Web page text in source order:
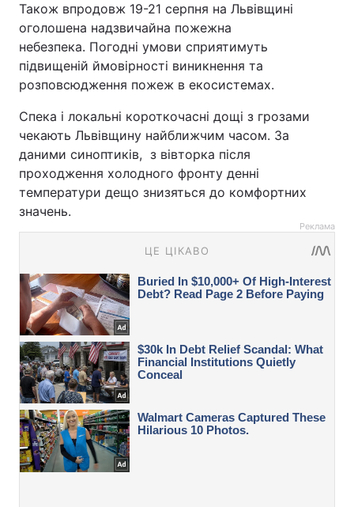
Також впродовж 19-21 серпня на Львівщині
оголошена надзвичайна пожежна
небезпека. Погодні умови сприятимуть
підвищеній ймовірності виникнення та
розповсюдження пожеж в екосистемах.
Спека і локальні короткочасні дощі з грозами
чекають Львівщину найближчим часом. За
даними синоптиків, з вівторка після
проходження холодного фронту денні
температури дещо знизяться до комфортних
значень.
Реклама